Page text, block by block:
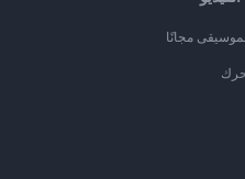
مجانًا